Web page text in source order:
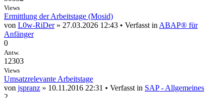
Views
Ermittlung der Arbeitstage (Mosid)
von L0w-RiDer» 27.03.2026 12:43 • Verfasst in ABAP® für
Anfänger
0
Antw.
12303
Views
Umsatzrelevante Arbeitstage
von jspranz » 10.11.2016 22:31 • Verfasst in SAP - Allgemeines